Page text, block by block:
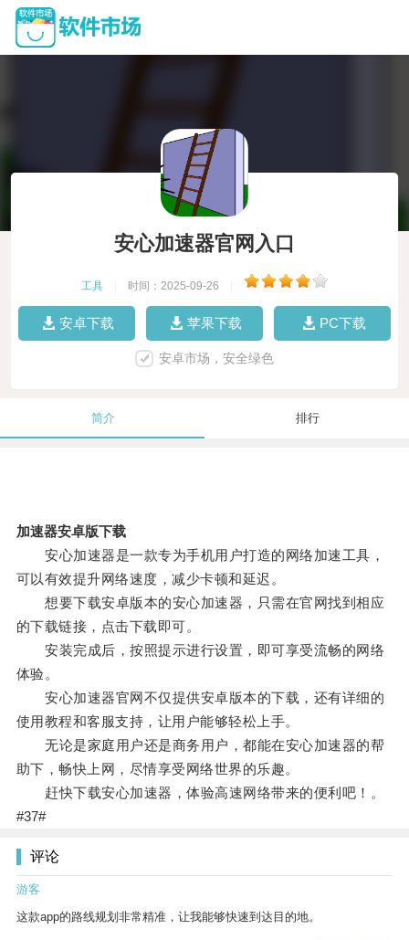
安心加速器官网入口
工具 时间：2025-09-26
安卓下载 苹果下载 PC下载
安卓市场，安全绿色
简介 排行
加速器安卓版下载
安心加速器是一款专为手机用户打造的网络加速工具，
可以有效提升网络速度，减少卡顿和延迟。
想要下载安卓版本的安心加速器，只需在官网找到相应
的下载链接，点击下载即可。
安装完成后，按照提示进行设置，即可享受流畅的网络
体验。
安心加速器官网不仅提供安卓版本的下载，还有详细的
使用教程和客服支持，让用户能够轻松上手。
无论是家庭用户还是商务用户，都能在安心加速器的帮
助下，畅快上网，尽情享受网络世界的乐趣。
赶快下载安心加速器，体验高速网络带来的便利吧！。
#37#
评论
游客
这款app的路线规划非常精准，让我能够快速到达目的地。